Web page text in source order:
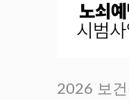
2026 보